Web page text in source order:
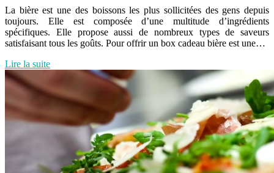
La bière est une des boissons les plus sollicitées des gens depuis
toujours. Elle est composée d’une multitude d’ingrédients
spécifiques. Elle propose aussi de nombreux types de saveurs
satisfaisant tous les goûts. Pour offrir un box cadeau bière est une…
Lire la suite